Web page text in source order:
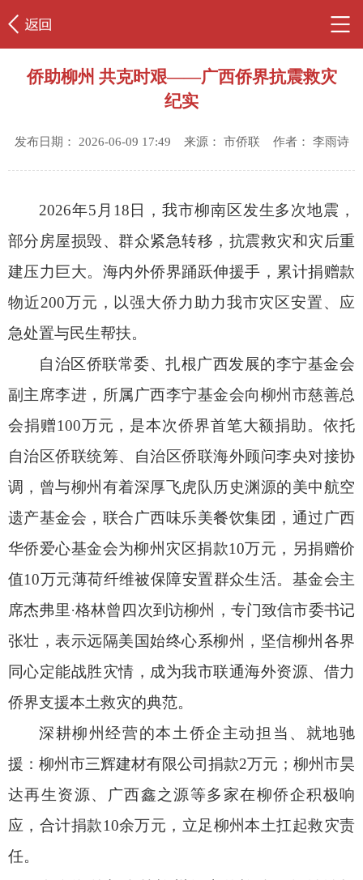
侨助柳州 共克时艰——广西侨界抗震救灾
纪实
发布日期： 2026-06-09 17:49 来源： 市侨联 作者： 李雨诗
2026年5月18日，我市柳南区发生多次地震，
部分房屋损毁、群众紧急转移，抗震救灾和灾后重
建压力巨大。海内外侨界踊跃伸援手，累计捐赠款
物近200万元，以强大侨力助力我市灾区安置、应
急处置与民生帮扶。
自治区侨联常委、扎根广西发展的李宁基金会
副主席李进，所属广西李宁基金会向柳州市慈善总
会捐赠100万元，是本次侨界首笔大额捐助。依托
自治区侨联统筹、自治区侨联海外顾问李央对接协
调，曾与柳州有着深厚飞虎队历史渊源的美中航空
遗产基金会，联合广西味乐美餐饮集团，通过广西
华侨爱心基金会为柳州灾区捐款10万元，另捐赠价
值10万元薄荷纤维被保障安置群众生活。基金会主
席杰弗里·格林曾四次到访柳州，专门致信市委书记
张壮，表示远隔美国始终心系柳州，坚信柳州各界
同心定能战胜灾情，成为我市联通海外资源、借力
侨界支援本土救灾的典范。
深耕柳州经营的本土侨企主动担当、就地驰
援：柳州市三辉建材有限公司捐款2万元；柳州市昊
达再生资源、广西鑫之源等多家在柳侨企积极响
应，合计捐款10余万元，立足柳州本土扛起救灾责
任。